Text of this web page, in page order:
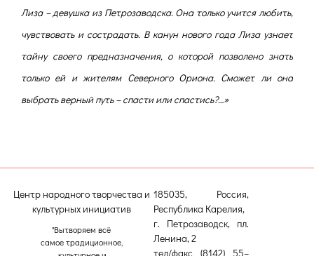
Лиза – девушка из Петрозаводска. Она только учится любить,
чувствовать и сострадать. В канун нового года Лиза узнает
тайну своего предназначения, о которой позволено знать
только ей и жителям Северного Ориона. Сможет ли она
выбрать верный путь – спасти или спастись?…»
Центр народного творчества и
культурных инициатив
"Вытворяем всё
самое традиционное,
185035, Россия,
Республика Карелия,
г. Петрозаводск, пл.
Ленина, 2
тел/факс (8142) 55–